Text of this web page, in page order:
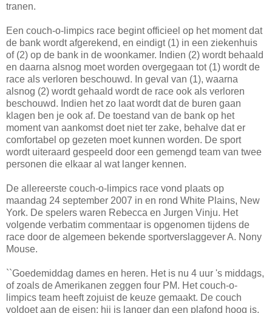
tranen.
Een couch-o-limpics race begint officieel op het moment dat
de bank wordt afgerekend, en eindigt (1) in een ziekenhuis
of (2) op de bank in de woonkamer. Indien (2) wordt behaald
en daarna alsnog moet worden overgegaan tot (1) wordt de
race als verloren beschouwd. In geval van (1), waarna
alsnog (2) wordt gehaald wordt de race ook als verloren
beschouwd. Indien het zo laat wordt dat de buren gaan
klagen ben je ook af. De toestand van de bank op het
moment van aankomst doet niet ter zake, behalve dat er
comfortabel op gezeten moet kunnen worden. De sport
wordt uiteraard gespeeld door een gemengd team van twee
personen die elkaar al wat langer kennen.
De allereerste couch-o-limpics race vond plaats op
maandag 24 september 2007 in en rond White Plains, New
York. De spelers waren Rebecca en Jurgen Vinju. Het
volgende verbatim commentaar is opgenomen tijdens de
race door de algemeen bekende sportverslaggever A. Nony
Mouse.
``Goedemiddag dames en heren. Het is nu 4 uur 's middags,
of zoals de Amerikanen zeggen four PM. Het couch-o-
limpics team heeft zojuist de keuze gemaakt. De couch
voldoet aan de eisen: hij is langer dan een plafond hoog is.